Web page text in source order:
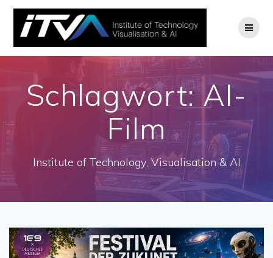
Zum
Inhalt
springen
Schlagwort:AI-
Film
Institute of Technology, Visualisation & AI